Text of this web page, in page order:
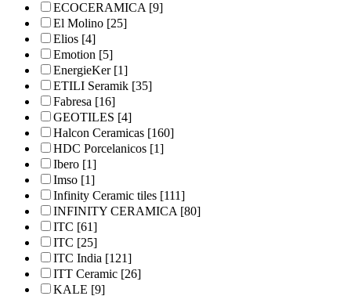
ECOCERAMICA[9]
El Molino [25]
Elios [4]
Emotion [5]
EnergieKer[1]
ETILI Seramik [35]
Fabresa [16]
GEOTILES [4]
Halcon Ceramicas [160]
HDC Porcelanicos [1]
Ibero [1]
Imso [1]
Infinity Ceramic tiles [111]
INFINITY CERAMICA[80]
ITC [61]
ITC [25]
ITC India [121]
ITT Ceramic [26]
KALE [9]